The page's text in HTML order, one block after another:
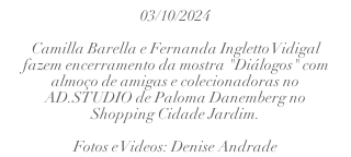
03/10/2024
Camilla Barella e Fernanda Ingletto Vidigal
fazem encerramento da mostra "Diálogos" com
almoço de amigas e colecionadoras no
AD.STUDIO de Paloma Danemberg no
Shopping Cidade Jardim.
Fotos e Videos: Denise Andrade